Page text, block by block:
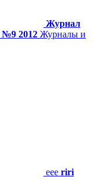
Журнал
№9 2012 Журналы и
eee riri